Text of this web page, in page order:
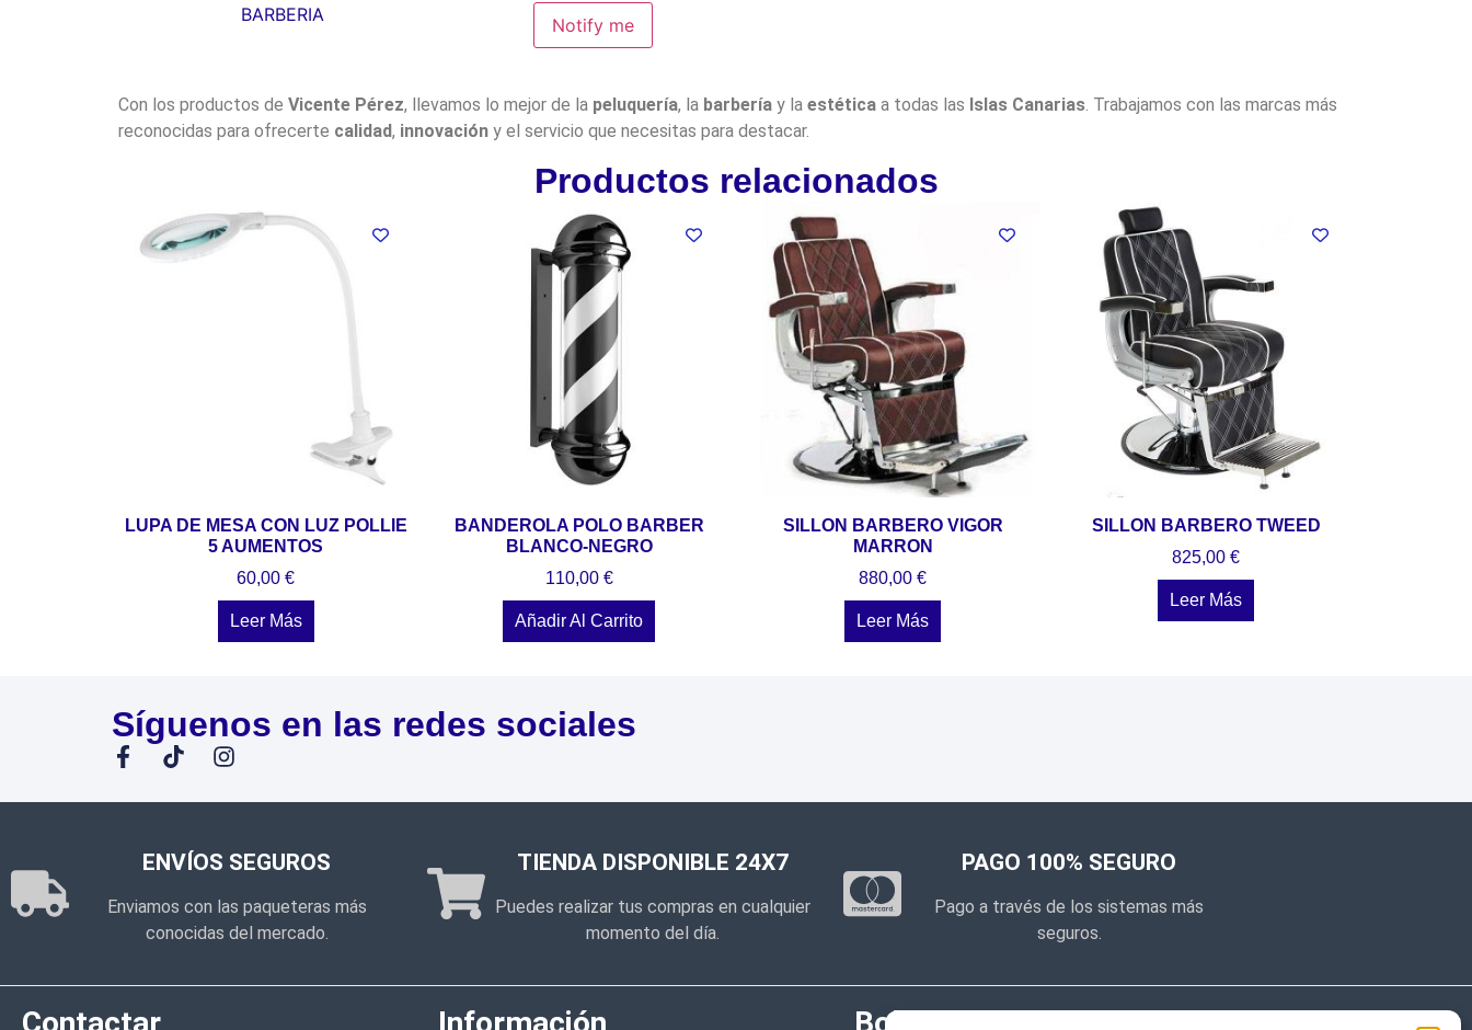
BARBERIA
Notify me
Con los productos de Vicente Pérez, llevamos lo mejor de la peluquería, la barberíay la estéticaa todas las Islas Canarias. Trabajamos con las marcas más
reconocidas para ofrecerte calidad, innovacióny el servicio que necesitas para destacar.
Productos relacionados
LUPA DE MESA CON LUZ POLLIE
5 AUMENTOS
60,00€
Leer Más
BANDEROLA POLO BARBER
BLANCO-NEGRO
110,00 €
Añadir Al Carrito
SILLON BARBERO VIGOR
MARRON
880,00€
Leer Más
SILLON BARBERO TWEED
825,00€
Leer Más
Síguenos en las redes sociales
ENVÍOS SEGUROS
Enviamos con las paqueteras más
conocidas del mercado.
TIENDA DISPONIBLE 24X7
Puedes realizar tus compras en cualquier
momento del día.
PAGO 100% SEGURO
Pago a través de los sistemas más
seguros.